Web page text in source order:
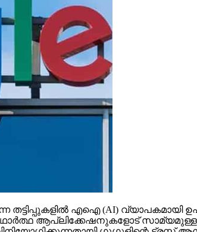
എഐ (AI) വ്യാപകമായി
സാമ്യമുള്ള